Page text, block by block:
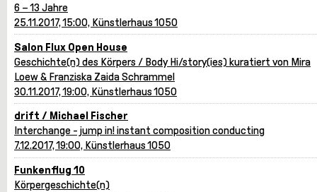
6 – 13 Jahre
25.11.2017, 15:00, Künstlerhaus 1050
Salon Flux Open House
Geschichte(n) des Körpers / Body Hi/story(ies) kuratiert von Mira
Loew & Franziska Zaida Schrammel
30.11.2017, 19:00, Künstlerhaus 1050
drift / Michael Fischer
Interchange - jump in! instant composition conducting
7.12.2017, 19:00, Künstlerhaus 1050
Funkenflug 10
Körpergeschichte(n)